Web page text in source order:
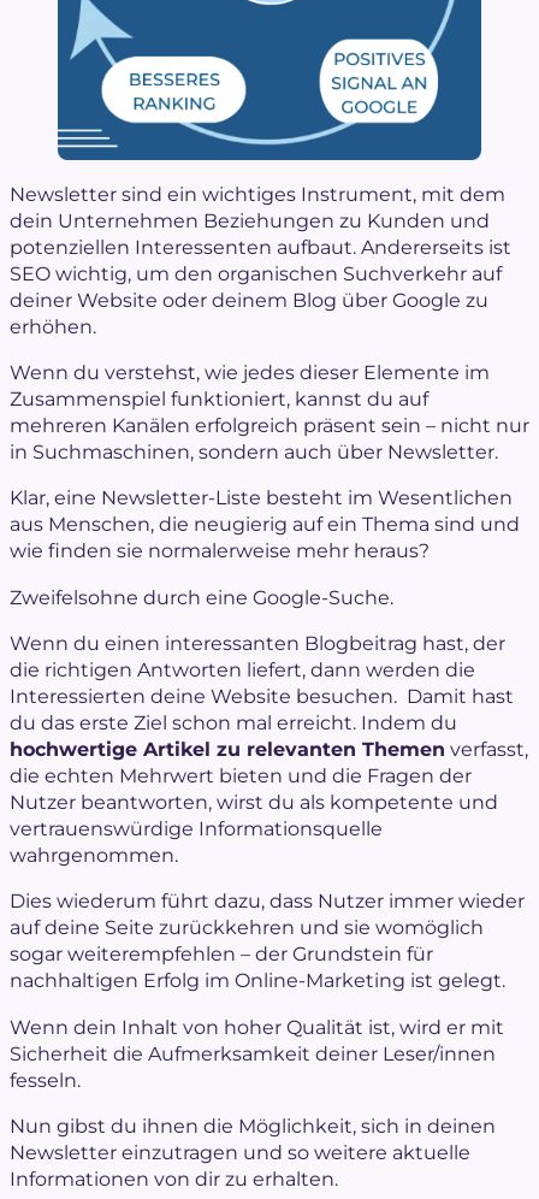
Newsletter sind ein wichtiges Instrument, mit dem
dein Unternehmen Beziehungen zu Kunden und
potenziellen Interessenten aufbaut. Andererseits ist
SEO wichtig, um den organischen Suchverkehr auf
deiner Website oder deinem Blog über Google zu
erhöhen.
Wenn du verstehst, wie jedes dieser Elemente im
Zusammenspiel funktioniert, kannst du auf
mehreren Kanälen erfolgreich präsent sein – nicht nur
in Suchmaschinen, sondern auch über Newsletter.
Klar, eine Newsletter-Liste besteht im Wesentlichen
aus Menschen, die neugierig auf ein Thema sind und
wie finden sie normalerweise mehr heraus?
Zweifelsohne durch eine Google-Suche.
Wenn du einen interessanten Blogbeitrag hast, der
die richtigen Antworten liefert, dann werden die
Interessierten deine Website besuchen. Damit hast
du das erste Ziel schon mal erreicht. Indem du
hochwertige Artikel zu relevanten Themen verfasst,
die echten Mehrwert bieten und die Fragen der
Nutzer beantworten, wirst du als kompetente und
vertrauenswürdige Informationsquelle
wahrgenommen.
Dies wiederum führt dazu, dass Nutzer immer wieder
auf deine Seite zurückkehren und sie womöglich
sogar weiterempfehlen – der Grundstein für
nachhaltigen Erfolg im Online-Marketing ist gelegt.
Wenn dein Inhalt von hoher Qualität ist, wird er mit
Sicherheit die Aufmerksamkeit deiner Leser/innen
fesseln.
Nun gibst du ihnen die Möglichkeit, sich in deinen
Newsletter einzutragen und so weitere aktuelle
Informationen von dir zu erhalten.